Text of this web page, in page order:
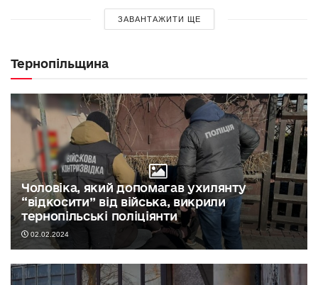
ЗАВАНТАЖИТИ ЩЕ
Тернопільщина
Чоловіка, який допомагав ухилянту
“відкосити” від війська, викрили
тернопільські поліціянти
02.02.2024